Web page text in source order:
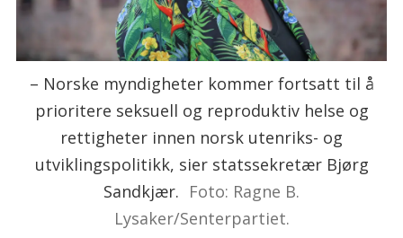
– Norske myndigheter kommer fortsatt til å
prioritere seksuell og reproduktiv helse og
rettigheter innen norsk utenriks- og
utviklingspolitikk, sier statssekretær Bjørg
Sandkjær. Foto: Ragne B.
Lysaker/Senterpartiet.